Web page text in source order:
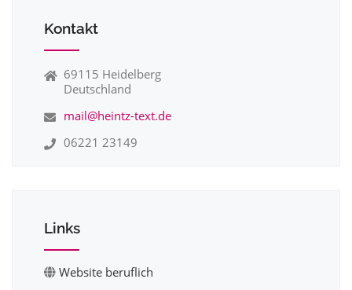
Kontakt
69115 Heidelberg
Deutschland
mail@heintz-text.de
06221 23149
Links
Website beruflich